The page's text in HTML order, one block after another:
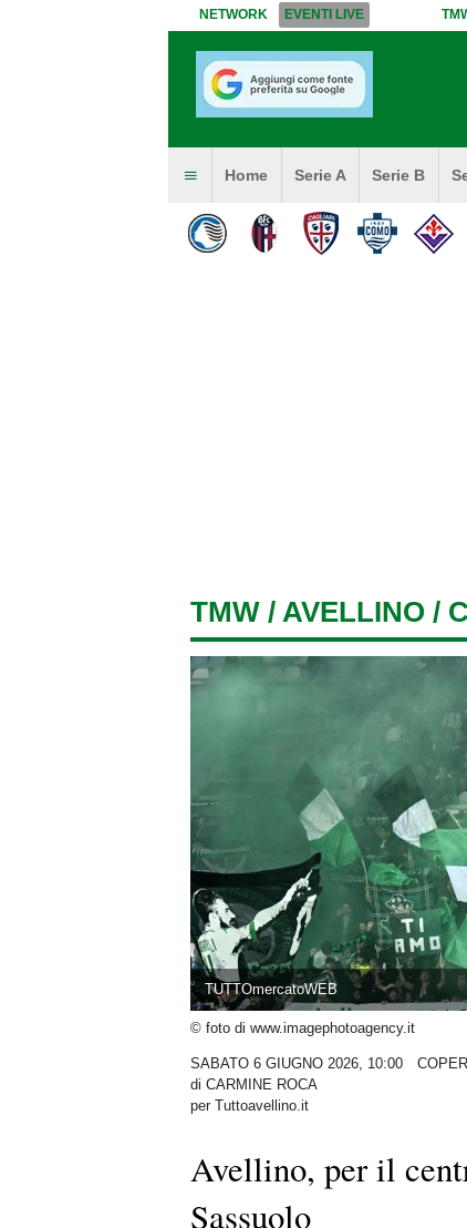
NETWORK EVENTI LIVE
Home Serie A Serie B
TMW / AVELLINO /
TUTTOmercatoWEB
© foto di www.imagephotoagency.it
SABATO 6 GIUGNO 2026, 10:00
di CARMINE ROCA
per Tuttoavellino.it
Avellino, per il
Sassuolo